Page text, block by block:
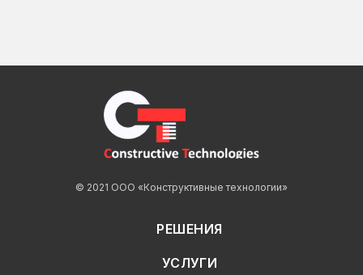
© 2021 ООО «Конструктивные технологии»
РЕШЕНИЯ
УСЛУГИ